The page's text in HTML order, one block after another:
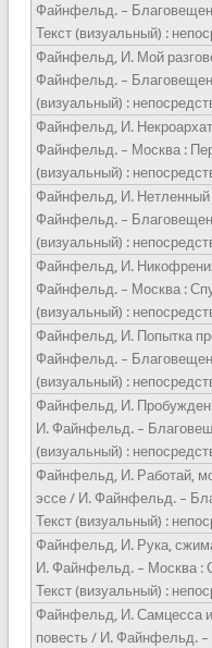
Файнфельд. –
Текст (визуальный) :
Файнфельд, И. Мой
Файнфельд. –
(визуальный) :
Файнфельд, И.
Файнфельд. – Москва :
(визуальный) :
Файнфельд, И. Нетленный
Файнфельд. –
(визуальный) :
Файнфельд, И.
Файнфельд. – Москва :
(визуальный) :
Файнфельд, И. Попытка
Файнфельд. –
(визуальный) :
Файнфельд, И.
И. Файнфельд. –
(визуальный) :
Файнфельд, И. Работай,
эссе / И. Файнфельд. –
Текст (визуальный) :
Файнфельд, И. Рука,
И. Файнфельд. – Москва :
Текст (визуальный) :
Файнфельд, И. Самцесса
повесть / И. Файнфельд. –